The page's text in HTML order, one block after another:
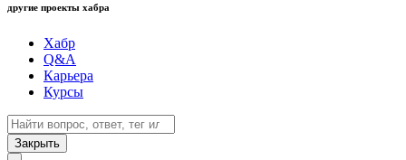
другие проекты хабра
Хабр
Q&A
Карьера
Курсы
Закрыть